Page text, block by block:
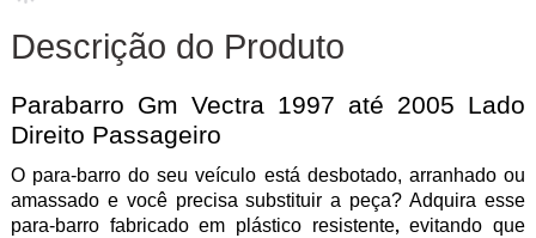
Descrição do Produto
Parabarro Gm Vectra 1997 até 2005 Lado
Direito Passageiro
O para-barro do seu veículo está desbotado, arranhado ou
amassado e você precisa substituir a peça? Adquira esse
para-barro fabricadoem plástico resistente,evitando que